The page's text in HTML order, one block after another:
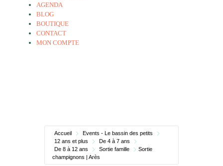
AGENDA
BLOG
BOUTIQUE
CONTACT
MON COMPTE
Accueil
Events - Le bassin des petits
12 ans et plus
De 4 à 7 ans
De 8 à 12 ans
Sortie famille
Sortie
champignons | Arès